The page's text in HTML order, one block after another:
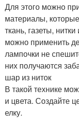
Для этого можно
материалы,
ткань, газеты,
можно применить
лампочки не
них получаются
шар из ниток
В такой технике
и цвета. Создайте
елку.